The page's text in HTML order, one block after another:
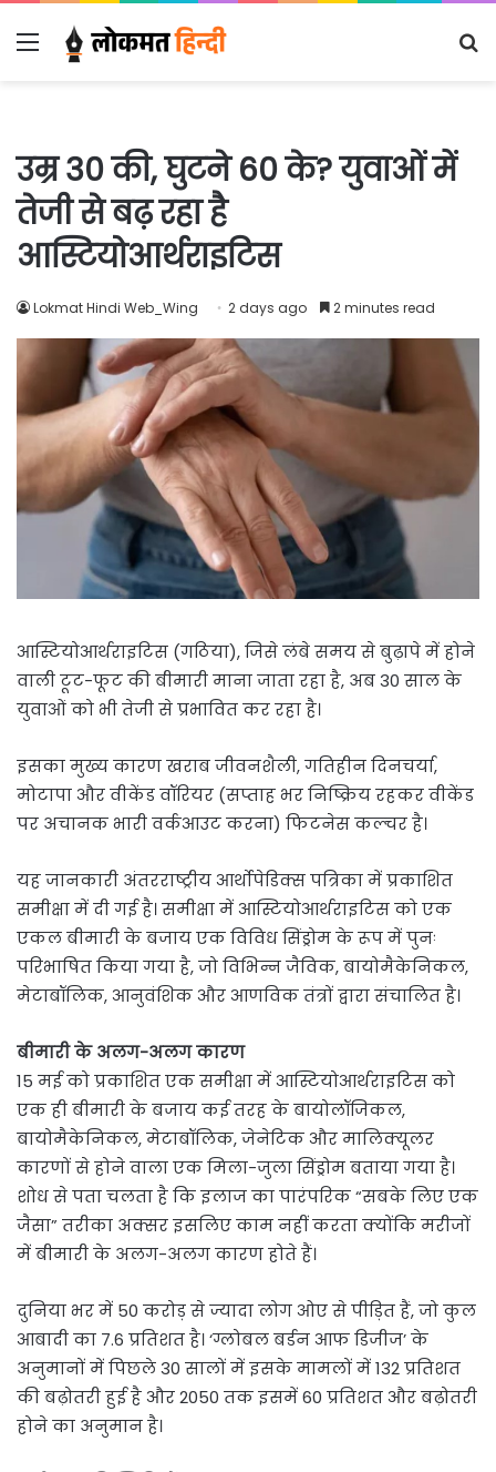
Menu
उम्र 30 की, घुटने 60 के? युवाओं में
तेजी से बढ़ रहा है
आस्टियोआर्थराइटिस
Lokmat Hindi Web_Wing 2 days ago 2 minutes read
आस्टियोआर्थराइटिस (गठिया), जिसे लंबे समय से बुढ़ापे में होने
वाली टूट-फूट की बीमारी माना जाता रहा है, अब 30 साल के
युवाओं को भी तेजी से प्रभावित कर रहा है।
इसका मुख्य कारण खराब जीवनशैली, गतिहीन दिनचर्या,
मोटापा और वीकेंड वॉरियर (सप्ताह भर निष्क्रिय रहकर वीकेंड
पर अचानक भारी वर्कआउट करना) फिटनेस कल्चर है।
यह जानकारी अंतरराष्ट्रीय आर्थोपेडिक्स पत्रिका में प्रकाशित
समीक्षा में दी गई है। समीक्षा में आस्टियोआर्थराइटिस को एक
एकल बीमारी के बजाय एक विविध सिंड्रोम के रूप में पुनः
परिभाषित किया गया है, जो विभिन्न जैविक, बायोमैकेनिकल,
मेटाबॉलिक, आनुवंशिक और आणविक तंत्रों द्वारा संचालित है।
बीमारी के अलग-अलग कारण
15 मई को प्रकाशित एक समीक्षा में आस्टियोआर्थराइटिस को
एक ही बीमारी के बजाय कई तरह के बायोलॉजिकल,
बायोमैकेनिकल, मेटाबॉलिक, जेनेटिक और मालिक्यूलर
कारणों से होने वाला एक मिला-जुला सिंड्रोम बताया गया है।
शोध से पता चलता है कि इलाज का पारंपरिक “सबके लिए एक
जैसा” तरीका अक्सर इसलिए काम नहीं करता क्योंकि मरीजों
में बीमारी के अलग-अलग कारण होते हैं।
दुनिया भर में 50 करोड़ से ज्यादा लोग ओए से पीड़ित हैं, जो कुल
आबादी का 7.6 प्रतिशत है। ‘ग्लोबल बर्डन आफ डिजीज’ के
अनुमानों में पिछले 30 सालों में इसके मामलों में 132 प्रतिशत
की बढ़ोतरी हुई है और 2050 तक इसमें 60 प्रतिशत और बढ़ोतरी
होने का अनुमान है।